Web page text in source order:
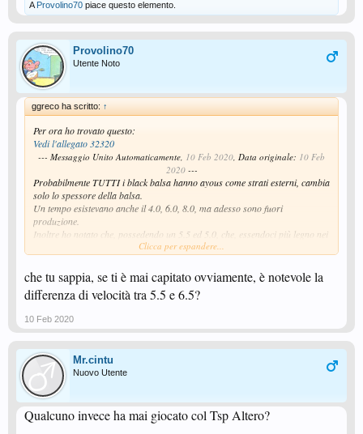
A Provolino70 piace questo elemento.
Provolino70
Utente Noto
ggreco ha scritto: ↑
Per ora ho trovato questo:
Vedi l'allegato 32320
--- Messaggio Unito Automaticamente, 10 Feb 2020, Data originale: 10 Feb
2020---
Probabilmente TUTTI i black balsa hanno ayous come strati esterni, cambia
solo lo spessore della balsa.
Un tempo esistevano anche il 4.0, 6.0, 8.0, ma adesso sono fuori
produzione.
Inoltre ho notato che, possedendo un 5.5 ed 5.0, che, essendoci più legno nei
balsa fiberglass ordinari, le fibre risultano più interne rispetto alla serie
serie ordinaria rispetto alla serie black.
Clicca per espandere...
che tu sappia, se ti è mai capitato ovviamente, è notevole la
differenza di velocità tra 5.5 e 6.5?
10 Feb 2020
Mr.cintu
Nuovo Utente
Qualcuno invece ha mai giocato col Tsp Altero?